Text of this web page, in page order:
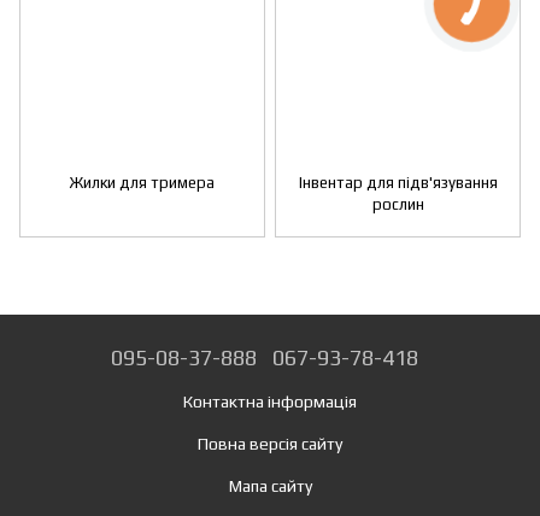
Жилки для тримера
Інвентар для підв'язування
рослин
095-08-37-888 067-93-78-418
Контактна інформація
Повна версія сайту
Мапа сайту